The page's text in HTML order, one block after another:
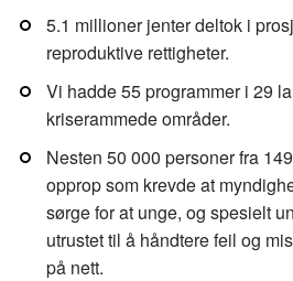
5.1 millioner jenter deltok i
reproduktive rettigheter.
Vi hadde 55 programmer i 29
kriserammede områder.
Nesten 50 000 personer fra
opprop som krevde at
sørge for at unge, og spesielt
utrustet til å håndtere feil og
på nett.